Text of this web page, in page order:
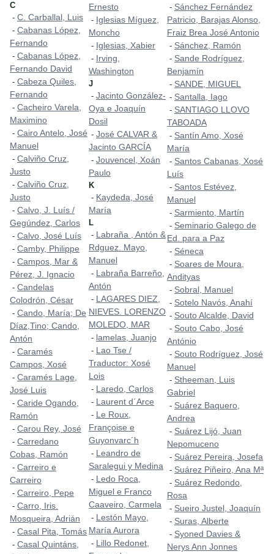
C
- C. Carballal, Luis
- Cabanas López,
Fernando
- Cabanas López,
Fernando David
- Cabeza Quiles,
Fernando
- Cacheiro Varela,
Maximino
- Cairo Antelo, José
Manuel
- Calviño Cruz,
Justo
- Calviño Cruz,
Justo
- Calvo, J. Luís /
Gegúndez, Carlos
- Calvo, José Luís
- Camby, Philippe
- Campos, Mar &
Pérez, J. Ignacio
- Candelas
Colodrón, César
- Cando, María; De
Díaz,Tino; Cando,
Antón
- Caramés
Campos, Xosé
- Caramés Lage,
José Luis
- Caride Ogando,
Ramón
- Carou Rey, José
- Carredano
Cobas, Ramón
- Carreiro e
Carreiro
- Carreiro, Pepe
- Carro, Iris.
Mosqueira, Adrián
- Casal Pita, Tomás
- Casal Quintáns,
Ernesto
- Iglesias Míguez,
Moncho
- Iglesias, Xabier
- Irving,
Washington
J
- Jacinto González-
Oya e Joaquín
Dosil
- José CALVAR &
Jacinto GARCÍA
- Jouvencel, Xoán
Paulo
K
- Kaydeda, José
María
L
- Labraña , Antón &
Rdguez. Mayo,
Manuel
- Labraña Barreño,
Antón
- LAGARES DIEZ,
NIEVES. LORENZO
MOLEDO, MAR
- lamelas, Juanjo
- Lao Tse /
Traductor: Xosé
Lois
- Laredo, Carlos
- Laurent d´Arce
- Le Roux,
Françoise e
Guyonvarc´h
- Leandro de
Saralegui y Medina
- Ledo Roca,
Miguel e Franco
Caaveiro, Carmela
- Lestón Mayo,
María Aurora
- Lillo Redonet,
- Sánchez Fernández
Patricio, Barajas Alonso,
Fraiz Brea José Antonio
- Sánchez, Ramón
- Sande Rodríguez,
Benjamín
- SANDE, MIGUEL
- Santalla, Iago
- SANTIAGO LLOVO
TABOADA
- Santín Amo, Xosé
María
- Santos Cabanas, Xosé
Luís
- Santos Estévez,
Manuel
- Sarmiento, Martín
- Seminario Galego de
Ed. para a Paz
- Séneca
- Soares de Moura,
Andityas
- Sobral, Manuel
- Sotelo Navós, Anahí
- Souto Alcalde, David
- Souto Cabo, José
António
- Souto Rodríguez, José
Manuel
- Stheeman, Luis
Gabriel
- Suárez Baquero,
Andrea
- Suárez Lijó, Juan
Nepomuceno
- Suárez Pereira, Josefa
- Suárez Piñeiro, Ana Mª
- Suárez Redondo,
Rosa
- Sueiro Justel, Joaquín
- Suras, Alberte
- Syoned Davies &
Nerys Ann Jonnes